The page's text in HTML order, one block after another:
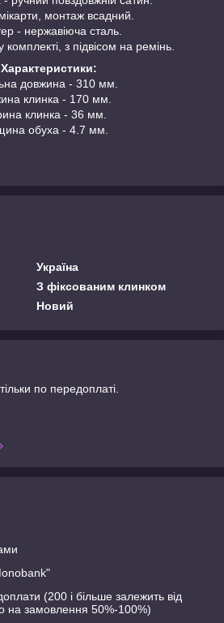
мікарти, монтаж всадний.
- нержавіюча сталь.
з підвісом на ремінь.
довжина - 310 мм.
клинка - 170 мм.
клинка - 36 мм.
обуха - 4.7 мм.
Україна
З фіксованим клинком
Новий
по передоплаті.
(200 і більше залежить від
на замовлення 50%-100%)